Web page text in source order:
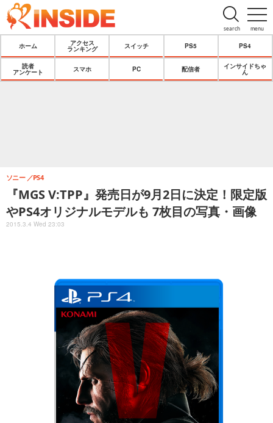
menu
search
ホーム
アクセス
ランキング
スイッチ PS5 PS4
読者
アンケート
スマホ PC 配信者
インサイドちゃ
ん
『MGS V:TPP』発売日が9月2日に決定！限定版
やPS4オリジナルモデルも 7枚目の写真・画像
ソニー PS4
2015.3.4 Wed 23:03